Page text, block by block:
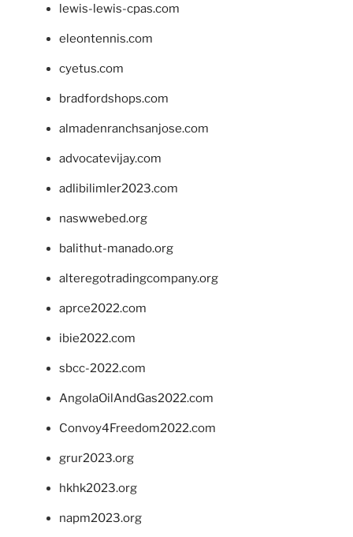
lewis-lewis-cpas.com
eleontennis.com
cyetus.com
bradfordshops.com
almadenranchsanjose.com
advocatevijay.com
adlibilimler2023.com
naswwebed.org
balithut-manado.org
alteregotradingcompany.org
aprce2022.com
ibie2022.com
sbcc-2022.com
AngolaOilAndGas2022.com
Convoy4Freedom2022.com
grur2023.org
hkhk2023.org
napm2023.org